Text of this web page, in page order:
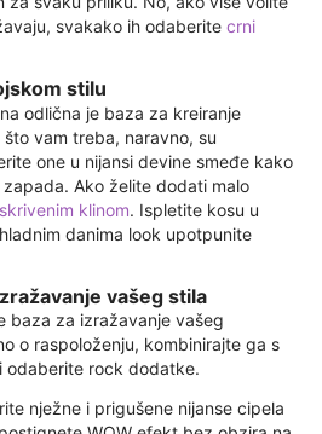
svakako ih odaberite crni
stilu
odlična je baza za kreiranje
vam treba, naravno, su
one u nijansi devine smeđe kako
Ako želite dodati malo
klinom. Ispletite kosu u
danima look upotpunite
vašeg stila
baza za izražavanje vašeg
o raspoloženju, kombinirajte ga s
odaberite rock dodatke.
nježne i prigušene nijanse cipela